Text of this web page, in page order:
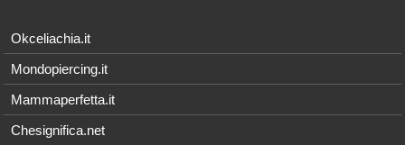
Okceliachia.it
Mondopiercing.it
Mammaperfetta.it
Chesignifica.net